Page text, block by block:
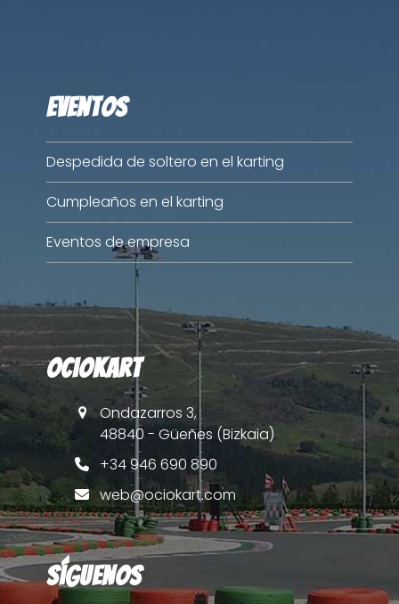
Eventos
Despedida de soltero en el karting
Cumpleaños en el karting
Eventos de empresa
OcioKart
Ondazarros 3,
48840 - Güeñes (Bizkaia)
+34 946 690 890
web@ociokart.com
Síguenos